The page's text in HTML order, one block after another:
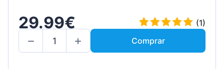
29.99€
(1)
Comprar